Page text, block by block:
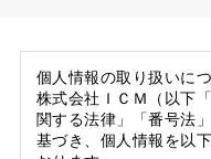
個人情報の取り扱いに
株式会社ＩＣＭ（以下
関する法律」「番号法
基づき、個人情報を以